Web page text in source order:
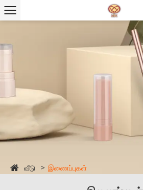
வீடு இணைப்புகள்